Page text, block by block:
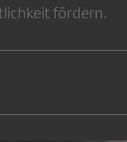
fördern.